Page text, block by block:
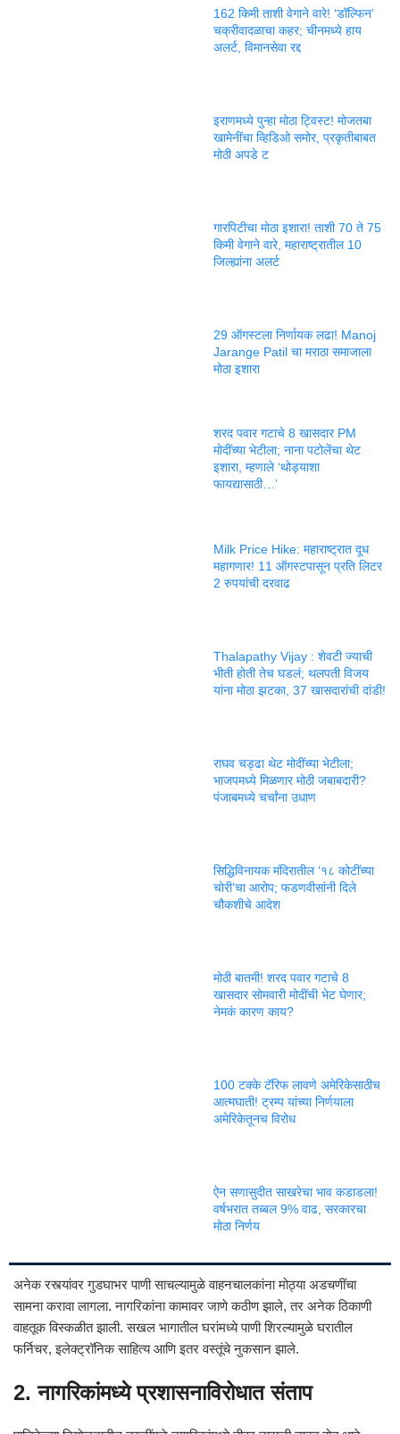
162 किमी ताशी वेगाने वारे! ‘डॉल्फिन’
चक्रीवादळाचा कहर; चीनमध्ये हाय
अलर्ट, विमानसेवा रद्द
इराणमध्ये पुन्हा मोठा ट्विस्ट! मोजतबा
खामेनींचा व्हिडिओ समोर, प्रकृतीबाबत
मोठी अपडे ट
गारपिटीचा मोठा इशारा! ताशी 70 ते 75
किमी वेगाने वारे, महाराष्ट्रातील 10
जिल्ह्यांना अलर्ट
29 ऑगस्टला निर्णायक लढा! Manoj
Jarange Patil चा मराठा समाजाला
मोठा इशारा
शरद पवार गटाचे 8 खासदार PM
मोदींच्या भेटीला; नाना पटोलेंचा थेट
इशारा, म्हणाले ‘थोड्याशा
फायद्यासाठी…’
Milk Price Hike: महाराष्ट्रात दूध
महागणार! 11 ऑगस्टपासून प्रति लिटर
2 रुपयांची दरवाढ
Thalapathy Vijay : शेवटी ज्याची
भीती होती तेच घडलं; थलपती विजय
यांना मोठा झटका, 37 खासदारांची दांडी!
राघव चड्ढा थेट मोदींच्या भेटीला;
भाजपमध्ये मिळणार मोठी जबाबदारी?
पंजाबमध्ये चर्चांना उधाण
सिद्धिविनायक मंदिरातील ‘१८ कोटींच्या
चोरी’चा आरोप; फडणवीसांनी दिले
चौकशीचे आदेश
मोठी बातमी! शरद पवार गटाचे 8
खासदार सोमवारी मोदींची भेट घेणार;
नेमकं कारण काय?
100 टक्के टॅरिफ लावणे अमेरिकेसाठीच
आत्मघाती! ट्रम्प यांच्या निर्णयाला
अमेरिकेतूनच विरोध
ऐन सणासुदीत साखरेचा भाव कडाडला!
वर्षभरात तब्बल 9% वाढ, सरकारचा
मोठा निर्णय
अनेक रस्त्यांवर गुडघाभर पाणी साचल्यामुळे वाहनचालकांना मोठ्या अडचणींचा
सामना करावा लागला. नागरिकांना कामावर जाणे कठीण झाले, तर अनेक ठिकाणी
वाहतूक विस्कळीत झाली. सखल भागातील घरांमध्ये पाणी शिरल्यामुळे घरातील
फर्निचर, इलेक्ट्रॉनिक साहित्य आणि इतर वस्तूंचे नुकसान झाले.
2. नागरिकांमध्ये प्रशासनाविरोधात संताप